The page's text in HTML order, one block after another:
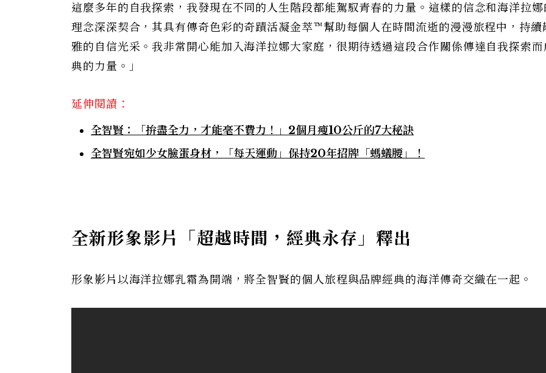
這麼多年的自我探索，我發現在不同的人生階段都能駕馭青春的力量。這樣的信念和海洋拉
理念深深契合，其具有傳奇色彩的奇蹟活凝金萃™幫助每個人在時間流逝的漫漫旅程中，持續
雅的自信光采。我非常開心能加入海洋拉娜大家庭，很期待透過這段合作關係傳達自我探索
典的力量。」
延伸閱讀：
全智賢：「拚盡全力，才能毫不費力！」2個月瘦10公斤的7大秘訣
全智賢宛如少女臉蛋身材，「每天運動」保持20年招牌「螞蟻腰」！
全新形象影片「超越時間，經典永存」釋出
形象影片以海洋拉娜乳霜為開端，將全智賢的個人旅程與品牌經典的海洋傳奇交織在一起。